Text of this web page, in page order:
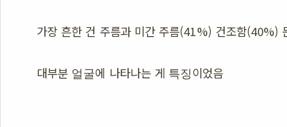
가장 흔한 건 주름과 미간 주름(41%) 건조함(40%)
대부분 얼굴에 나타나는 게 특징이었음